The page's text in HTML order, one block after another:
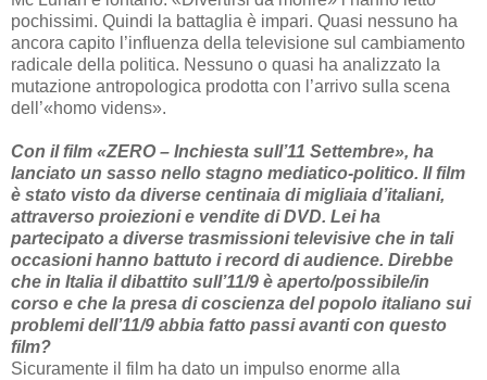
pochissimi. Quindi la battaglia è impari. Quasi nessuno ha
ancora capito l’influenza della televisione sul cambiamento
radicale della politica. Nessuno o quasi ha analizzato la
mutazione antropologica prodotta con l’arrivo sulla scena
dell’«homo videns».
Con il film «ZERO – Inchiesta sull’11 Settembre», ha
lanciato un sasso nello stagno mediatico-politico. Il film
è stato visto da diverse centinaia di migliaia d’italiani,
attraverso proiezioni e vendite di DVD. Lei ha
partecipato a diverse trasmissioni televisive che in tali
occasioni hanno battuto i record di audience. Direbbe
che in Italia il dibattito sull’11/9 è aperto/possibile/in
corso e che la presa di coscienza del popolo italiano sui
problemi dell’11/9 abbia fatto passi avanti con questo
film?
Sicuramente il film ha dato un impulso enorme alla